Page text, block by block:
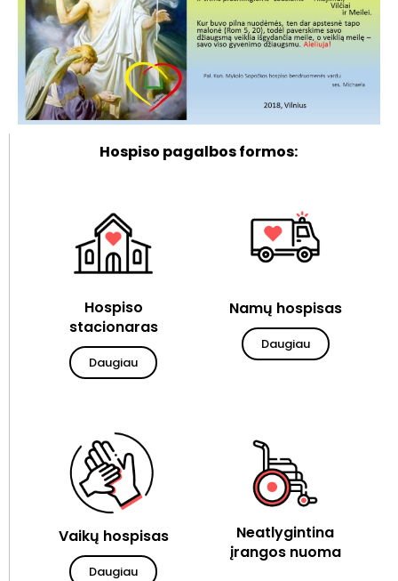
Hospiso pagalbos formos:
Hospiso
stacionaras
Daugiau
Namų hospisas
Daugiau
Vaikų hospisas
Daugiau
Neatlygintina
įrangos nuoma